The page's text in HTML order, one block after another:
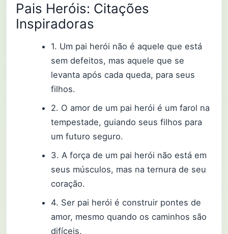
Pais Heróis: Citações
Inspiradoras
1. Um pai herói não é aquele que está
sem defeitos, mas aquele que se
levanta após cada queda, para seus
filhos.
2. O amor de um pai herói é um farol na
tempestade, guiando seus filhos para
um futuro seguro.
3. A força de um pai herói não está em
seus músculos, mas na ternura de seu
coração.
4. Ser pai herói é construir pontes de
amor, mesmo quando os caminhos são
difíceis.